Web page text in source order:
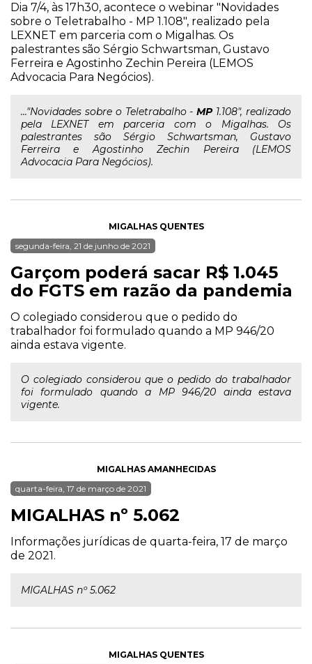
Dia 7/4, às 17h30, acontece o webinar "Novidades
sobre o Teletrabalho - MP 1.108", realizado pela
LEXNET em parceria com o Migalhas. Os
palestrantes são Sérgio Schwartsman, Gustavo
Ferreira e Agostinho Zechin Pereira (LEMOS
Advocacia Para Negócios).
..."Novidades sobre o Teletrabalho -MP 1.108", realizado
pela LEXNET em parceria com o Migalhas. Os
palestrantes são Sérgio Schwartsman, Gustavo
Ferreira e Agostinho Zechin Pereira (LEMOS
Advocacia Para Negócios).
MIGALHAS QUENTES
segunda-feira, 21 de junho de 2021
Garçom poderá sacar R$ 1.045
do FGTS em razão da pandemia
O colegiado considerou que o pedido do
trabalhador foi formulado quando a MP 946/20
ainda estava vigente.
O colegiado considerou que o pedido do trabalhador
foi formulado quando a MP 946/20 ainda estava
vigente.
MIGALHAS AMANHECIDAS
quarta-feira, 17 de março de 2021
MIGALHAS nº 5.062
Informações jurídicas de quarta-feira, 17 de março
de 2021.
MIGALHAS nº 5.062
MIGALHAS QUENTES